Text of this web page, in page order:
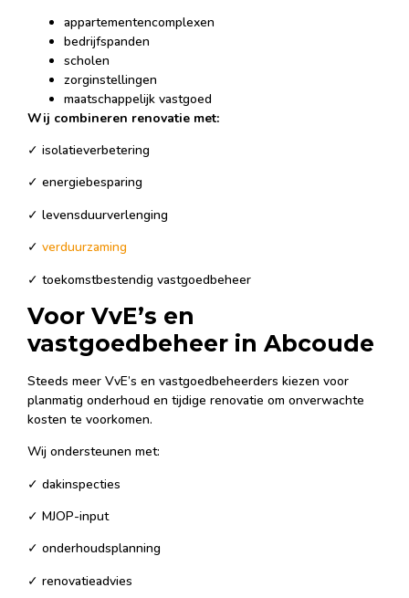
appartementencomplexen
bedrijfspanden
scholen
zorginstellingen
maatschappelijk vastgoed
Wij combineren renovatie met:
✓ isolatieverbetering
✓ energiebesparing
✓ levensduurverlenging
✓ verduurzaming
✓ toekomstbestendig vastgoedbeheer
Voor VvE’s en
vastgoedbeheer in Abcoude
Steeds meer VvE’s en vastgoedbeheerders kiezen voor
planmatig onderhoud en tijdige renovatie om onverwachte
kosten te voorkomen.
Wij ondersteunen met:
✓ dakinspecties
✓ MJOP-input
✓ onderhoudsplanning
✓ renovatieadvies